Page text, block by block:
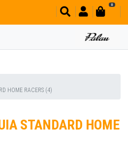
0
HOME RACERS (4)
STANDARD HOME